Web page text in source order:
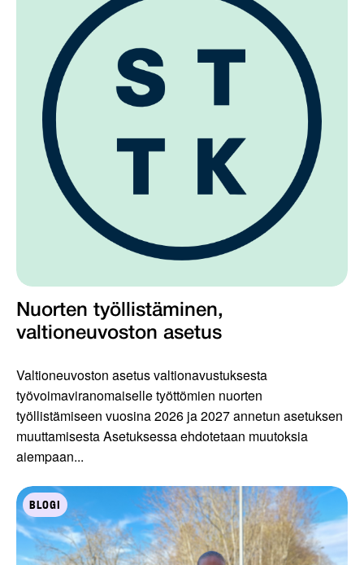
Nuorten työllistäminen,
valtioneuvoston asetus
Valtioneuvoston asetus valtionavustuksesta
työvoimaviranomaiselle työttömien nuorten
työllistämiseen vuosina 2026 ja 2027 annetun asetuksen
muuttamisesta Asetuksessa ehdotetaan muutoksia
aiempaan...
BLOGI